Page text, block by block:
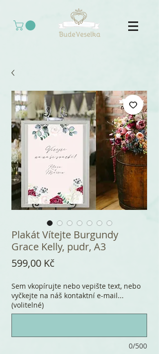
Plakát Vítejte Burgundy
Grace Kelly, pudr, A3
599,00 Kč
Sem vkopírujte nebo vepište text, nebo
vyčkejte na náš kontaktní e-mail...
(volitelné)
0/500